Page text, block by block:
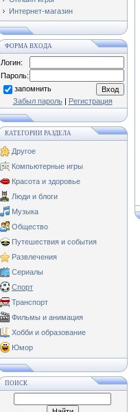
Интернет-магазин
ФОРМА ВХОДА
Логин:
Пароль:
запомнить
Забыл пароль| Регистрация
КАТЕГОРИИ РАЗДЕЛА
Другое
Компьютерные игры
Красота и здоровье
Люди и блоги
Музыка
Общество
Путешествия и события
Развлечения
Сериалы
Спорт
Транспорт
Фильмы и анимация
Хобби и образование
Юмор
ПОИСК